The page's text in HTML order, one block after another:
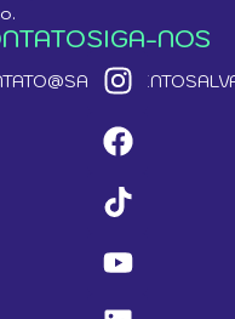
SIGA-NOS